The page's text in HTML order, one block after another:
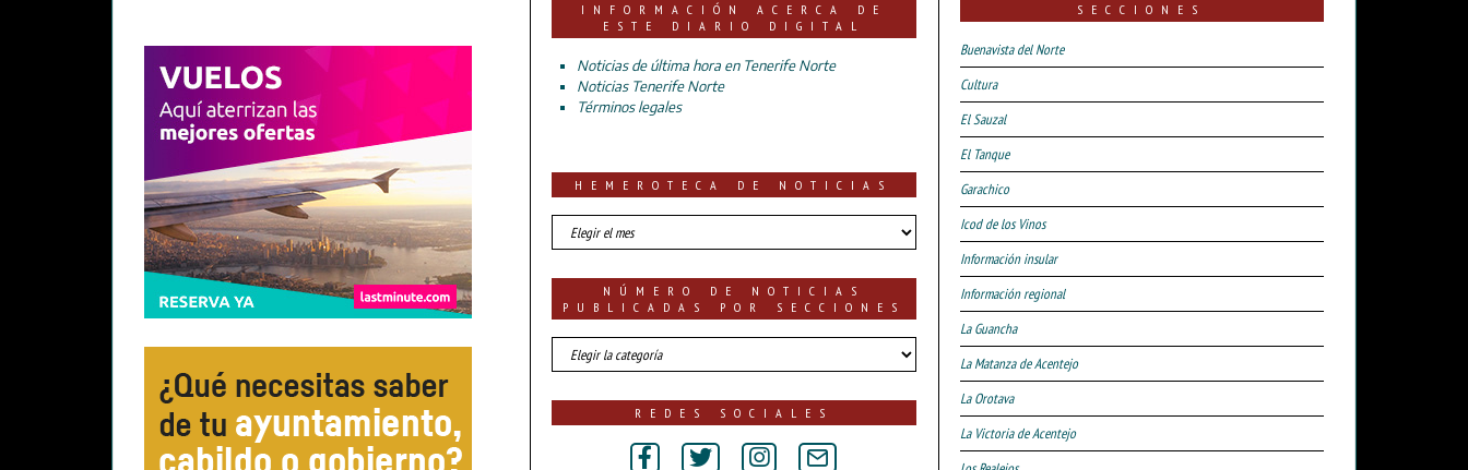
INFORMACIÓN ACERCA DE
ESTE DIARIO DIGITAL
Noticias de última hora en Tenerife Norte
Noticias Tenerife Norte
Términos legales
HEMEROTECA DE NOTICIAS
HEMEROTECA
DE
NÚMERO DE NOTICIAS
PUBLICADAS POR SECCIONES
número
de
por
REDES SOCIALES
SECCIONES
Buenavista del Norte
Cultura
El Sauzal
El Tanque
Garachico
Icod de los Vinos
Información insular
Información regional
La Guancha
La Matanza de Acentejo
La Orotava
La Victoria de Acentejo